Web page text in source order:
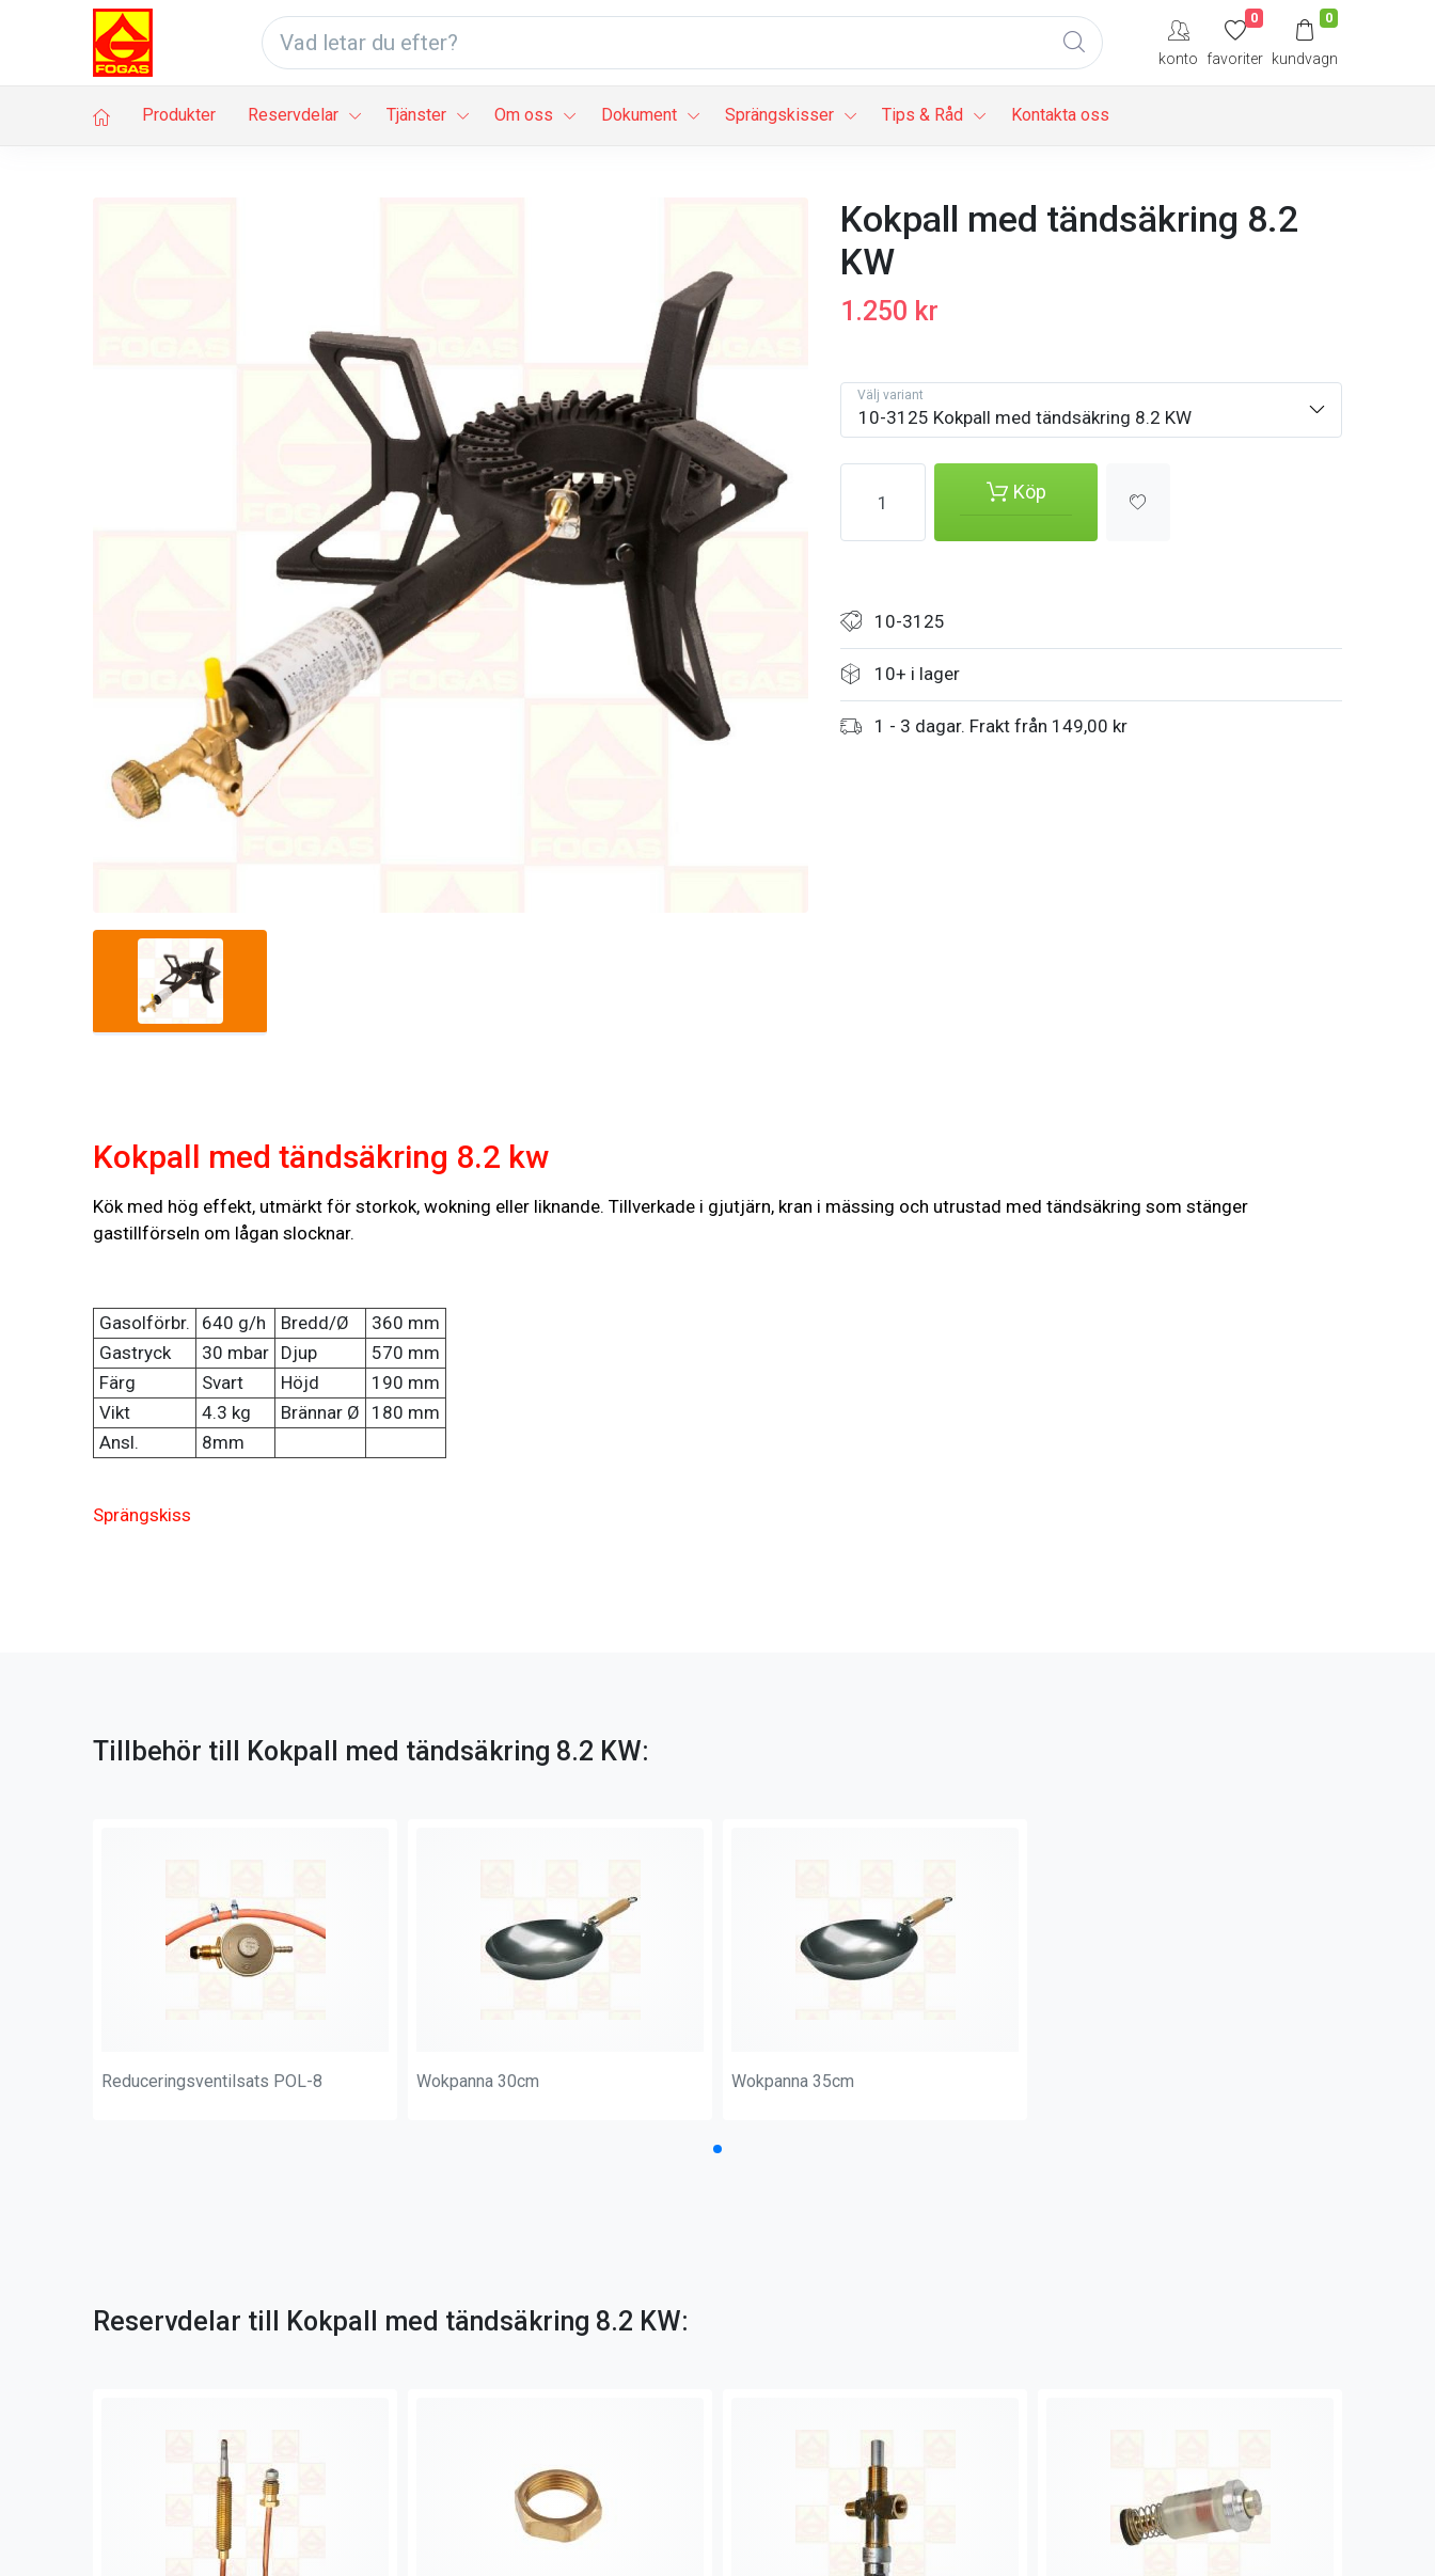
konto
0
favoriter
0
kundvagn
Produkter Reservdelar Tjänster Om oss Dokument Sprängskisser Tips & Råd Kontakta oss
Kokpall med tändsäkring 8.2
KW
1.250 kr
10-3125 Kokpall med tändsäkring 8.2 KW
Välj variant
Köp
10-3125
10+ i lager
1 - 3 dagar. Frakt från 149,00 kr
Kokpall med tändsäkring 8.2 kw
Kök med hög effekt, utmärkt för storkok, wokning eller liknande. Tillverkade i gjutjärn, kran i mässing och utrustad med tändsäkring som stänger
gastillförseln om lågan slocknar.
Gasolförbr. 640 g/h Bredd/Ø
360 mm
Gastryck
30 mbar Djup
570 mm
Färg
Svart Höjd
190 mm
Vikt
4.3 kg Brännar Ø
180 mm
Ansl.
8mm
Sprängskiss
Tillbehör till Kokpall med tändsäkring 8.2 KW:
Reduceringsventilsats POL-8 Wokpanna 30cm Wokpanna 35cm
Reservdelar till Kokpall med tändsäkring 8.2 KW: